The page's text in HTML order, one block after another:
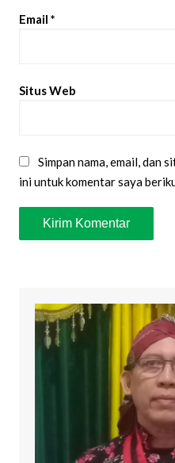
Email *
Situs Web
Simpan nama, email, dan
ini untuk komentar saya